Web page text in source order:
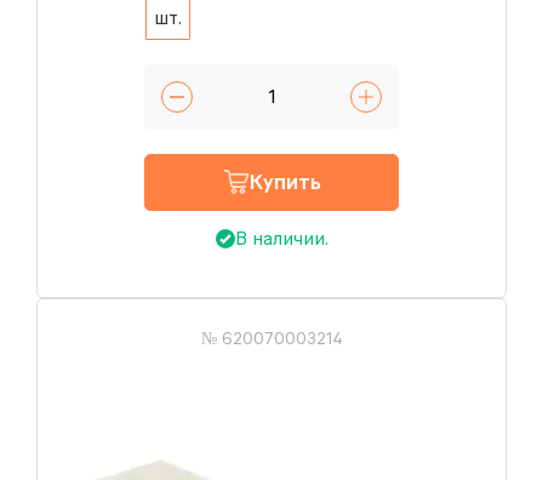
шт.
Купить
В наличии.
№ 620070003214